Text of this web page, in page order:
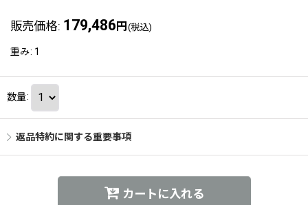
販売価格: 179,486 円 (税込)
重み: 1
数量:
返品特約に関する重要事項
カートに入れる